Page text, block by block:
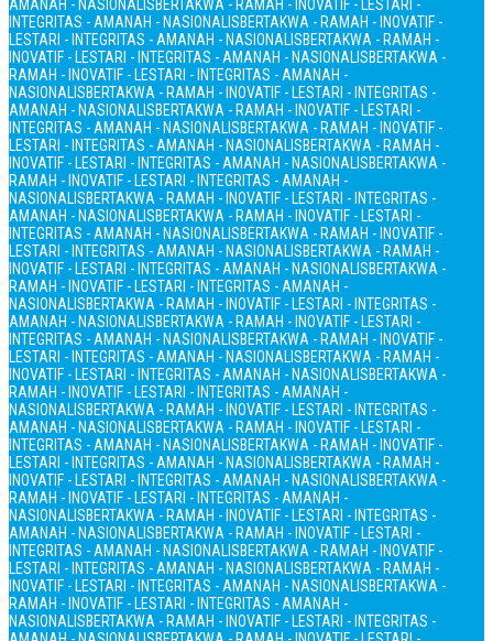
AMANAH - NASIONALISBERTAKWA - RAMAH - INOVATIF - LESTARI -
INTEGRITAS - AMANAH - NASIONALISBERTAKWA - RAMAH - INOVATIF -
LESTARI - INTEGRITAS - AMANAH - NASIONALISBERTAKWA - RAMAH -
INOVATIF - LESTARI - INTEGRITAS - AMANAH - NASIONALISBERTAKWA -
RAMAH - INOVATIF - LESTARI - INTEGRITAS - AMANAH -
NASIONALISBERTAKWA - RAMAH - INOVATIF - LESTARI - INTEGRITAS -
AMANAH - NASIONALISBERTAKWA - RAMAH - INOVATIF - LESTARI -
INTEGRITAS - AMANAH - NASIONALISBERTAKWA - RAMAH - INOVATIF -
LESTARI - INTEGRITAS - AMANAH - NASIONALISBERTAKWA - RAMAH -
INOVATIF - LESTARI - INTEGRITAS - AMANAH - NASIONALISBERTAKWA -
RAMAH - INOVATIF - LESTARI - INTEGRITAS - AMANAH -
NASIONALISBERTAKWA - RAMAH - INOVATIF - LESTARI - INTEGRITAS -
AMANAH - NASIONALISBERTAKWA - RAMAH - INOVATIF - LESTARI -
INTEGRITAS - AMANAH - NASIONALISBERTAKWA - RAMAH - INOVATIF -
LESTARI - INTEGRITAS - AMANAH - NASIONALISBERTAKWA - RAMAH -
INOVATIF - LESTARI - INTEGRITAS - AMANAH - NASIONALISBERTAKWA -
RAMAH - INOVATIF - LESTARI - INTEGRITAS - AMANAH -
NASIONALISBERTAKWA - RAMAH - INOVATIF - LESTARI - INTEGRITAS -
AMANAH - NASIONALISBERTAKWA - RAMAH - INOVATIF - LESTARI -
INTEGRITAS - AMANAH - NASIONALISBERTAKWA - RAMAH - INOVATIF -
LESTARI - INTEGRITAS - AMANAH - NASIONALISBERTAKWA - RAMAH -
INOVATIF - LESTARI - INTEGRITAS - AMANAH - NASIONALISBERTAKWA -
RAMAH - INOVATIF - LESTARI - INTEGRITAS - AMANAH -
NASIONALISBERTAKWA - RAMAH - INOVATIF - LESTARI - INTEGRITAS -
AMANAH - NASIONALISBERTAKWA - RAMAH - INOVATIF - LESTARI -
INTEGRITAS - AMANAH - NASIONALISBERTAKWA - RAMAH - INOVATIF -
LESTARI - INTEGRITAS - AMANAH - NASIONALISBERTAKWA - RAMAH -
INOVATIF - LESTARI - INTEGRITAS - AMANAH - NASIONALISBERTAKWA -
RAMAH - INOVATIF - LESTARI - INTEGRITAS - AMANAH -
NASIONALISBERTAKWA - RAMAH - INOVATIF - LESTARI - INTEGRITAS -
AMANAH - NASIONALISBERTAKWA - RAMAH - INOVATIF - LESTARI -
INTEGRITAS - AMANAH - NASIONALISBERTAKWA - RAMAH - INOVATIF -
LESTARI - INTEGRITAS - AMANAH - NASIONALISBERTAKWA - RAMAH -
INOVATIF - LESTARI - INTEGRITAS - AMANAH - NASIONALISBERTAKWA -
RAMAH - INOVATIF - LESTARI - INTEGRITAS - AMANAH -
NASIONALISBERTAKWA - RAMAH - INOVATIF - LESTARI - INTEGRITAS -